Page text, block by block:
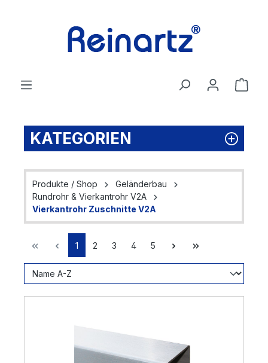
KATEGORIEN
Produkte / Shop
Geländerbau
Rundrohr & Vierkantrohr V2A
Vierkantrohr Zuschnitte V2A
Seite
1 Seite
2 Seite
3 Seite
4 Seite
5